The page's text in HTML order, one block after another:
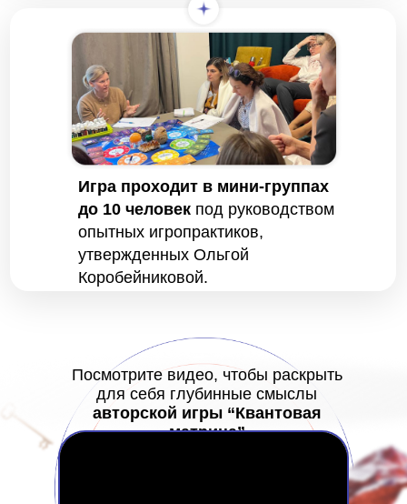
Игра проходит в мини-группах
до 10 человек под руководством
опытных игропрактиков,
утвержденных Ольгой
Коробейниковой.
Посмотрите видео, чтобы раскрыть
для себя глубинные смыслы
авторской игры “Квантовая
матрица”